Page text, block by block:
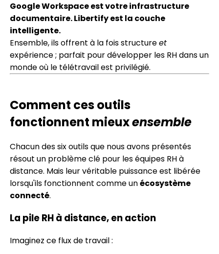
Google Workspace est votre infrastructure
documentaire. Libertify est la couche
intelligente.
Ensemble, ils offrent à la fois structureet
expérience ; parfait pour développer les RH dans un
monde où le télétravail est privilégié.
Comment ces outils
fonctionnent mieuxensemble
Chacun des six outils que nous avons présentés
résout un problème clé pour les équipes RH à
distance. Mais leur véritable puissance est libérée
lorsqu'ils fonctionnent comme unécosystème
connecté.
La pile RH à distance, en action
Imaginez ce flux de travail :